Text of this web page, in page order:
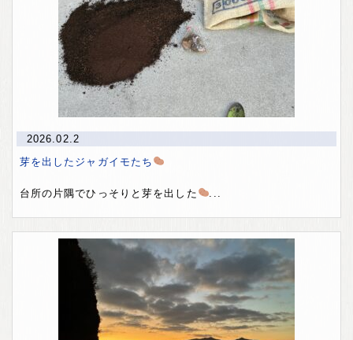
2026.02.2
芽を出したジャガイモたち
台所の片隅でひっそりと芽を出した